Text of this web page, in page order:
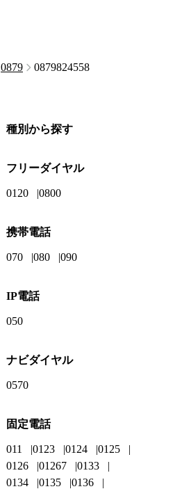
0879 0879824558
種別から探す
フリーダイヤル
0120 0800
携帯電話
070 080 090
IP電話
050
ナビダイヤル
0570
固定電話
011 0123 0124
0125
0126
01267
0133
0134
0135
0136